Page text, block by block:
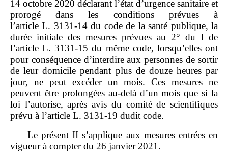
14 octobre 2020 déclarant l’état d’urgence sanitaire et
prorogé dans les conditions prévues à
l’article L. 3131‑14 du code de la santé publique, la
durée initiale des mesures prévues au 2° du I de
l’article L. 3131‑15 du même code, lorsqu’elles ont
pour conséquence d’interdire aux personnes de sortir
de leur domicile pendant plus de douze heures par
jour, ne peut excéder un mois. Ces mesures ne
peuvent être prolongées au‑delà d’un mois que si la
loi l’autorise, après avis du comité de scientifiques
prévu à l’article L. 3131‑19 dudit code.
Le présent II s’applique aux mesures entrées en
vigueur à compter du 26 janvier 2021.